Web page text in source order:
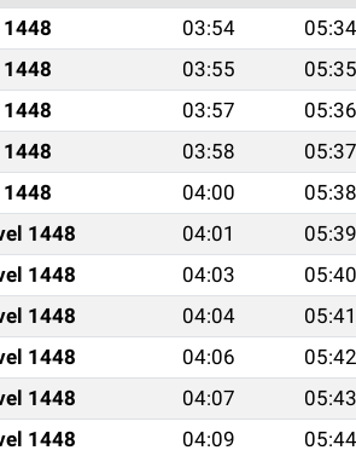
1448 03:54 05:34
1448 03:55 05:35
1448 03:57 05:36
1448 03:58 05:37
1448 04:00 05:38
1448 04:01 05:39
1448 04:03 05:40
1448 04:04 05:41
1448 04:06 05:42
1448 04:07 05:43
1448 04:09 05:44